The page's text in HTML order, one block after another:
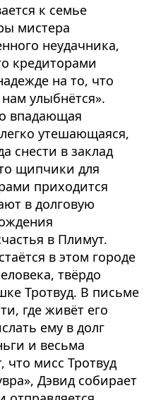
к семье
мистера
неудачника,
кредиторами
на то, что
улыбнётся».
впадающая
утешающаяся,
снести в заклад
щипчики для
приходится
в долговую
в Плимут.
в этом городе
твёрдо
Тротвуд. В письме
где живёт его
ему в долг
и весьма
что мисс Тротвуд
Дэвид собирает